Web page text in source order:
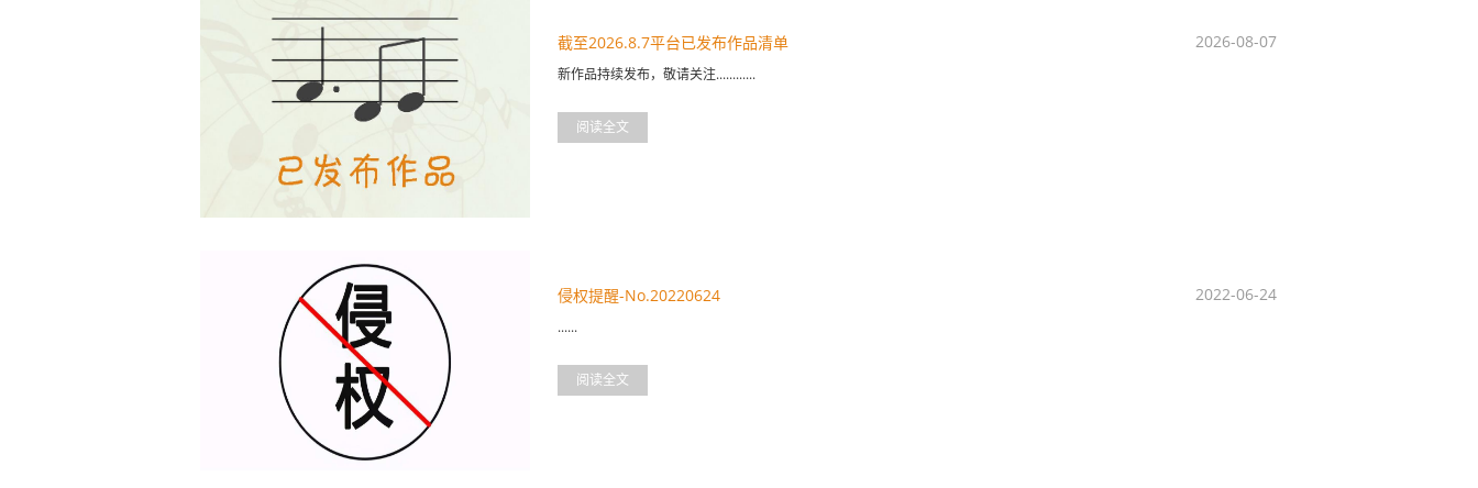
截至2026.8.7平台已发布作品清单 2026-08-07
新作品持续发布，敬请关注............
阅读全文
侵权提醒-No.20220624 2022-06-24
......
阅读全文